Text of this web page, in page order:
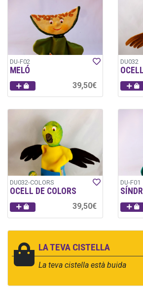
LA TEVA CISTELLA
La teva cistella està buida
DU-F02
MELÓ
39,50€
DU032
OCELL
DU032-COLORS
OCELL DE COLORS
39,50€
DU-F01